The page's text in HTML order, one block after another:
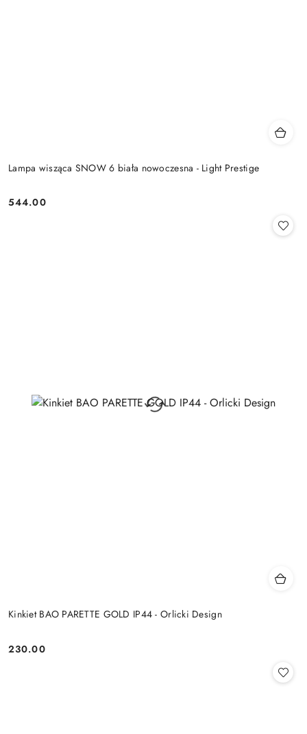
Lampa wisząca SNOW 6 biała nowoczesna - Light Prestige
Cena:
544.00
Kinkiet BAO PARETTE GOLD IP44 - Orlicki Design
Cena:
230.00